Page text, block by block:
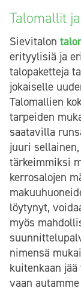
Talomallit
Sievitalon
erityylisiä ja
talopaketteja
jokaiselle
Talomallien
tarpeiden
saatavilla
juuri
tärkeimmiksi
kerrosalojen
löytynyt,
myös
nimensä
kuitenkaan
vaan